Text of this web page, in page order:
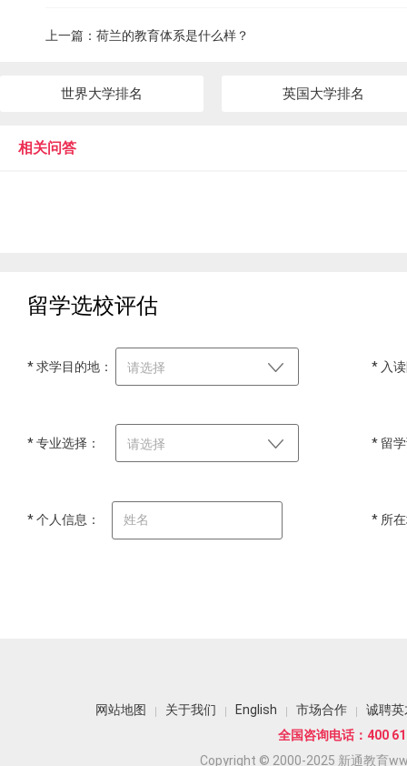
上一篇： 荷兰的教育体系是什么样？
世界大学排名 英国大学排名
相关问答
留学选校评估
* 求学目的地： 请选择 * 入
* 专业选择： 请选择 * 留
* 个人信息： * 所
网站地图 关于我们 English 市场合作
诚聘英
全国咨询电话：400
Copyright © 2000-2025 新通教育